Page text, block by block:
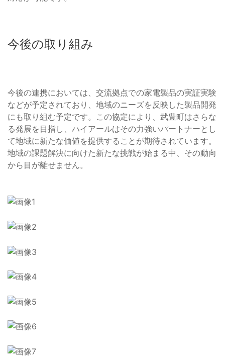
今後の取り組み
今後の連携においては、交流拠点での家電製品の実証実験
などが予定されており、地域のニーズを反映した製品開発
にも取り組む予定です。この協定により、武豊町はさらな
る発展を目指し、ハイアールはその力強いパートナーとし
て地域に新たな価値を提供することが期待されています。
地域の課題解決に向けた新たな挑戦が始まる中、その動向
から目が離せません。